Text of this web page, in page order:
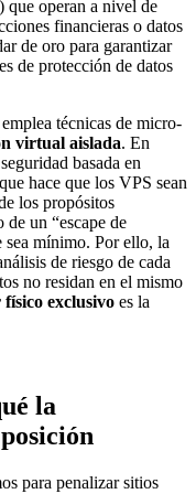
que operan a nivel de
financieras o datos
de oro para garantizar
de protección de datos
emplea técnicas de micro-
virtual aislada. En
basada en
hace que los VPS sean
los propósitos
un “escape de
mínimo. Por ello, la
de riesgo de cada
no residan en el mismo
exclusivo es la
la
para penalizar sitios